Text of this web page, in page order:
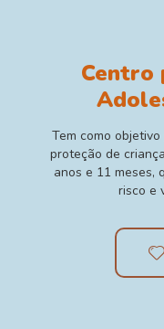
Centro
Tem como
proteção de
anos e 11 meses,
risco e